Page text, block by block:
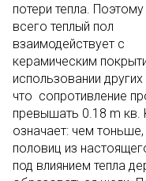
потери тепла.
всего теплый пол
взаимодействует с
керамическим
использовании
что сопротивление
превышать 0.18 m кв.
означает: чем
половиц из
под влиянием тепла